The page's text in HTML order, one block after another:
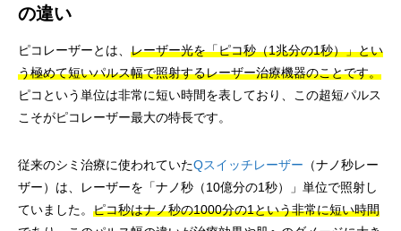
の違い
ピコレーザーとは、 レーザー光を「ピコ秒（1兆分の1秒）」とい
う極めて短いパルス幅で照射するレーザー治療機器のことです。
ピコという単位は非常に短い時間を表しており、この超短パルス
こそがピコレーザー最大の特長です。
従来のシミ治療に使われていたQスイッチレーザー （ナノ秒レー
ザー）は、レーザーを「ナノ秒（10億分の1秒）」単位で照射し
ていました。 ピコ秒はナノ秒の1000分の1という非常に短い時間